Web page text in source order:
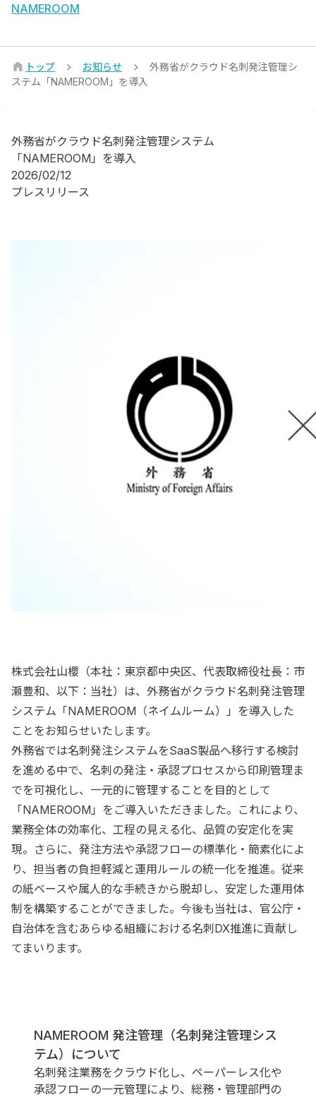
NAMEROOM
トップ お知らせ
外務省がクラウド名刺発注管理シ
ステム「NAMEROOM」を導入
外務省がクラウド名刺発注管理システム
「NAMEROOM」を導入
2026/02/12
プレスリリース
株式会社山櫻（本社：東京都中央区、代表取締役社長：市
瀬豊和、以下：当社）は、外務省がクラウド名刺発注管理
システム「NAMEROOM（ネイムルーム）」を導入した
ことをお知らせいたします。
外務省では名刺発注システムをSaaS製品へ移行する検討
を進める中で、名刺の発注・承認プロセスから印刷管理ま
でを可視化し、一元的に管理することを目的として
「NAMEROOM」をご導入いただきました。これにより、
業務全体の効率化、工程の見える化、品質の安定化を実
現。さらに、発注方法や承認フローの標準化・簡素化によ
り、担当者の負担軽減と運用ルールの統一化を推進。従来
の紙ベースや属人的な手続きから脱却し、安定した運用体
制を構築することができました。今後も当社は、官公庁・
自治体を含むあらゆる組織における名刺DX推進に貢献し
てまいります。
NAMEROOM 発注管理 （名刺発注管理シス
テム） について
名刺発注業務をクラウド化し、ペーパーレス化や
承認フローの一元管理により、総務・管理部門の